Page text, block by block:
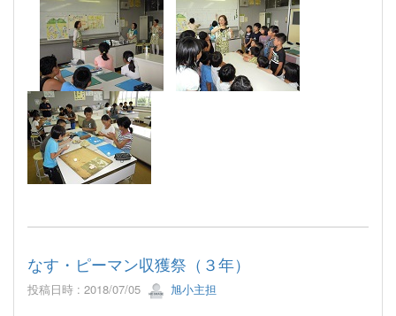
なす・ピーマン収獲祭（３年）
投稿日時 : 2018/07/05 旭小主担